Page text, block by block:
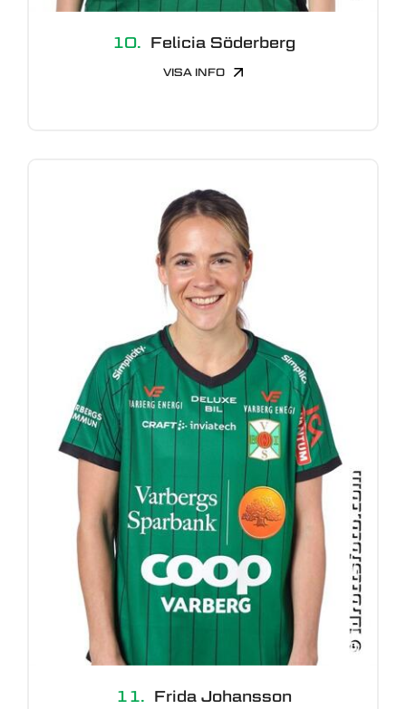
10. Felicia Söderberg
VISA INFO
11. Frida Johansson